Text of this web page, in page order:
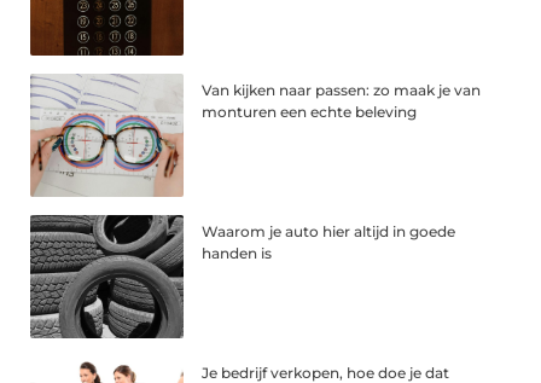
Van kijken naar passen: zo maak je van
monturen een echte beleving
Waarom je auto hier altijd in goede
handen is
Je bedrijf verkopen, hoe doe je dat